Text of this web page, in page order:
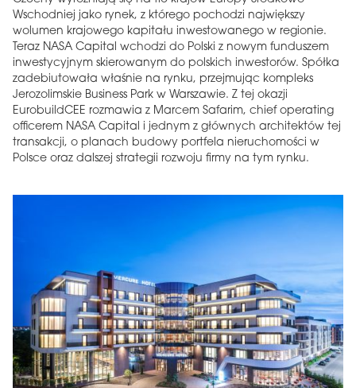
Wschodniej jako rynek, z którego pochodzi największy
wolumen krajowego kapitału inwestowanego w regionie.
Teraz NASA Capital wchodzi do Polski z nowym funduszem
inwestycyjnym skierowanym do polskich inwestorów. Spółka
zadebiutowała właśnie na rynku, przejmując kompleks
Jerozolimskie Business Park w Warszawie. Z tej okazji
EurobuildCEE rozmawia z Marcem Safarim, chief operating
officerem NASA Capital i jednym z głównych architektów tej
transakcji, o planach budowy portfela nieruchomości w
Polsce oraz dalszej strategii rozwoju firmy na tym rynku.